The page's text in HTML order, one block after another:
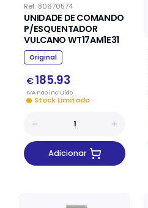
Ref. 80670574
UNIDADE DE COMANDO
P/ESQUENTADOR
VULCANO WT17AM1E31
Original
€ 185.93
IVA nãoincluído
Stock Limitado
Adicionar